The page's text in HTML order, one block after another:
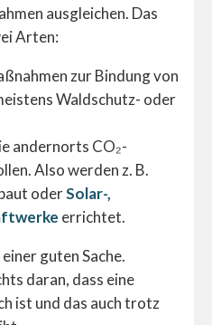
ausgleichen. Das
Arten:
zur Bindung von
Waldschutz- oder
andernorts CO₂-
Also werden z. B.
oderSolar-,
errichtet.
guten Sache.
daran, dass eine
ist und das auch trotz